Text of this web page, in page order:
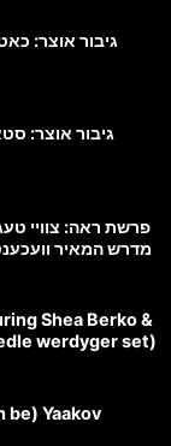
גיבור אוצר:
גיבור אוצר:
פרשת ראה: צוויי
מדרש המאיר
Shea Berko &
werdyger set)
be) Yaakov